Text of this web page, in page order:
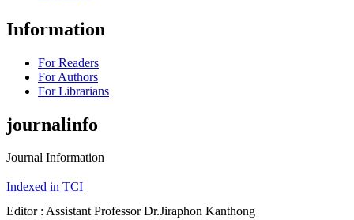
Information
For Readers
For Authors
For Librarians
journalinfo
Journal Information
Indexed in TCI
Editor : Assistant Professor Dr.Jiraphon Kanthong